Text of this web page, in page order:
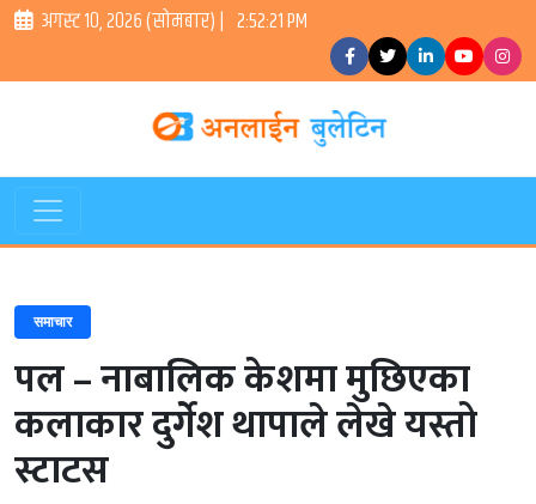
अगस्ट १०, २०२६ (सोमबार) | 2:52:22 PM
समाचार
पल – नाबालिक केशमा मुछिएका
कलाकार दुर्गेश थापाले लेखे यस्तो
स्टाटस